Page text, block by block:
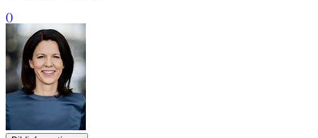
()